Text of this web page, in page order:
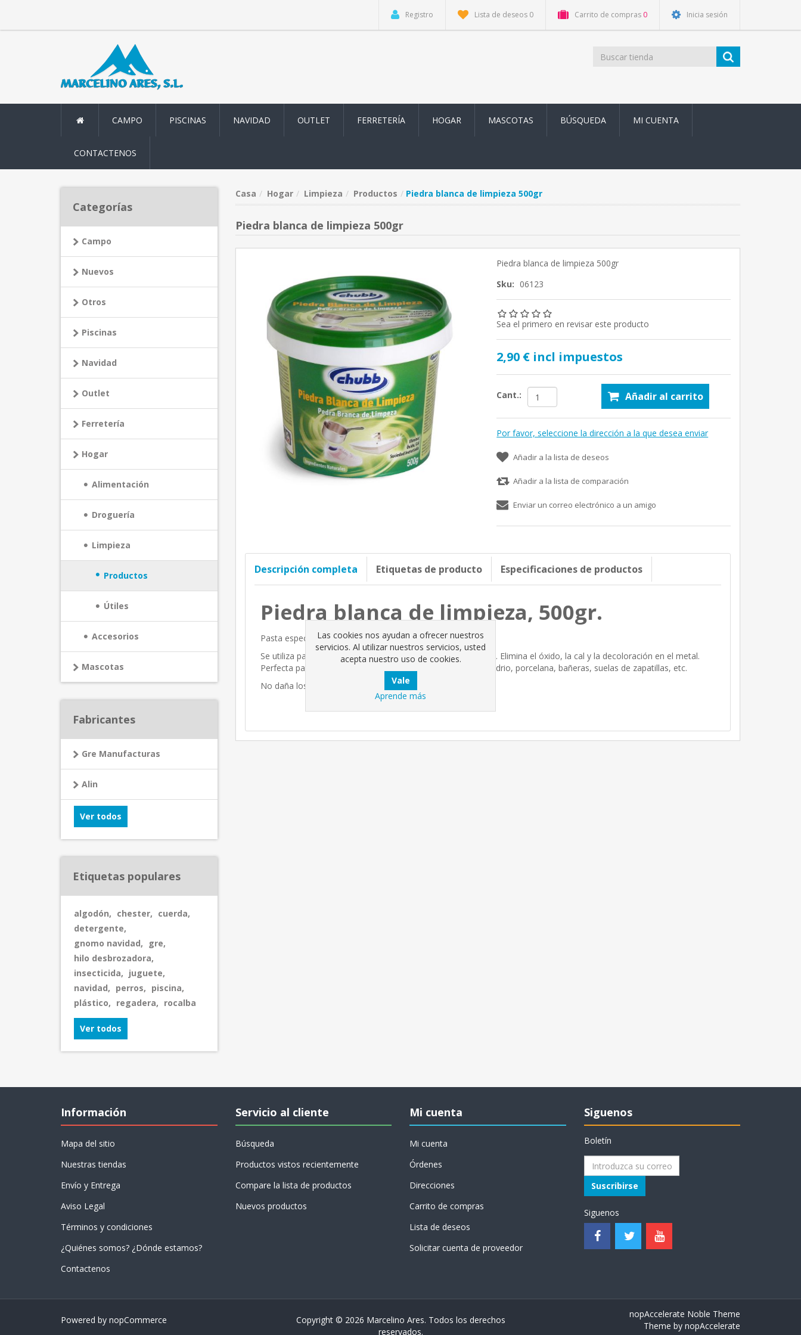
Registro Lista de deseos 0 Carrito de compras 0 Inicia sesión
CAMPO PISCINAS NAVIDAD OUTLET FERRETERÍA HOGAR MASCOTAS BÚSQUEDA MI CUENTA
CONTACTENOS
Casa Hogar Limpieza Productos Piedra blanca de limpieza 500gr
Piedra blanca de limpieza 500gr
Piedra blanca de limpieza 500gr
Sku: 06123
Sea el primero en revisar este producto
2,90 € incl impuestos
Cant.: Añadir al carrito
Por favor, seleccione la dirección a la que desea enviar
Añadir a la lista de deseos
Añadir a la lista de comparación
Enviar un correo electrónico a un amigo
Descripción completa Etiquetas de producto Especificaciones de productos
Piedra blanca de limpieza, 500gr.
Pasta especial de limpieza multiusos.
Se utiliza para desengrasar, limpiar y pulir cualquier superficie. Elimina el óxido, la cal y la decoloración en el metal.
Perfecta para la limpieza de fregaderos, sartenes, lavabos, vidrio, porcelana, bañeras, suelas de zapatillas, etc.
No daña los materiales y no huele.
Categorías
Campo
Nuevos
Otros
Piscinas
Navidad
Outlet
Ferretería
Hogar
Alimentación
Droguería
Limpieza
Productos
Útiles
Accesorios
Mascotas
Fabricantes
Gre Manufacturas
Alin
Ver todos
Etiquetas populares
algodón, chester, cuerda,
detergente,
gnomo navidad, gre,
hilo desbrozadora,
insecticida, juguete,
navidad, perros, piscina,
plástico, regadera, rocalba
Ver todos
Información
Mapa del sitio
Nuestras tiendas
Envío y Entrega
Aviso Legal
Términos y condiciones
¿Quiénes somos? ¿Dónde estamos?
Contactenos
Servicio al cliente
Búsqueda
Productos vistos recientemente
Compare la lista de productos
Nuevos productos
Mi cuenta
Mi cuenta
Órdenes
Direcciones
Carrito de compras
Lista de deseos
Solicitar cuenta de proveedor
Siguenos
Boletín
Suscribirse
Siguenos
Powered by nopCommerce
Copyright © 2026 Marcelino Ares. Todos los derechos
reservados.
nopAccelerate Noble Theme
Theme by nopAccelerate
Las cookies nos ayudan a ofrecer nuestros
servicios. Al utilizar nuestros servicios, usted
acepta nuestro uso de cookies.
Aprende más